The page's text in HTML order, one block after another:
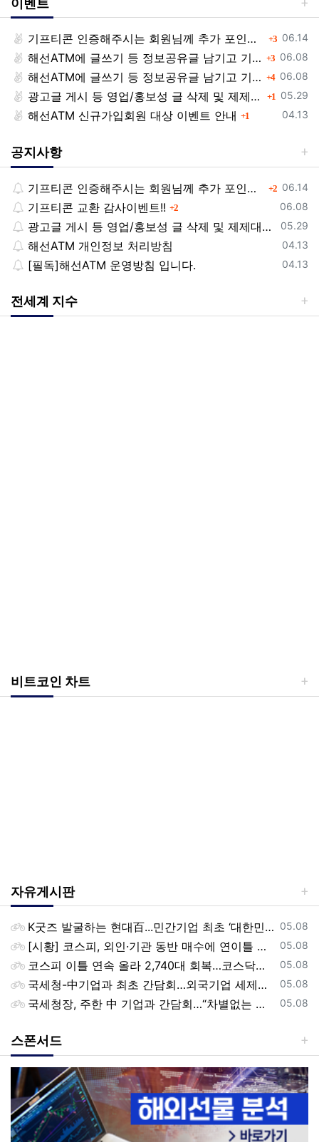
등록일
06.14
기프티콘 인증해주시는 회원님께 추가 포인트 쏩니다!! 3댓글
등록일
06.08
해선ATM에 글쓰기 등 정보공유글 남기고 기프티콘 받자! 3댓글
등록일
06.08
해선ATM에 글쓰기 등 정보공유글 남기고 기프티콘 받자! 4댓글
등록일
05.29
광고글 게시 등 영업/홍보성 글 삭제 및 제제대상입니다. 1댓글
등록일
04.13
해선ATM 신규가입회원 대상 이벤트 안내 1
공지사항
등록일
06.14
기프티콘 인증해주시는 회원님께 추가 포인트 쏩니다!! 2댓글
등록일
06.08
기프티콘 교환 감사이벤트!! 2댓글
등록일
05.29
광고글 게시 등 영업/홍보성 글 삭제 및 제제대상입니다.
등록일
04.13
해선ATM 개인정보 처리방침
등록일
04.13
[필독]해선ATM 운영방침 입니다.
전세계 지수
비트코인 차트
자유게시판
등록일
05.08
K굿즈 발굴하는 현대百...민간기업 최초 ‘대한민국 관광공모전’ 후원
등록일
05.08
[시황] 코스피, 외인·기관 동반 매수에 연이틀 상승…2745.05 마감
등록일
05.08
코스피 이틀 연속 올라 2,740대 회복…코스닥은 강보합(종합)
등록일
05.08
국세청-中기업과 최초 간담회…외국기업 세제혜택 등 논의
등록일
05.08
국세청장, 주한 中 기업과 간담회…“차별없는 공정과세 약속”
스폰서드